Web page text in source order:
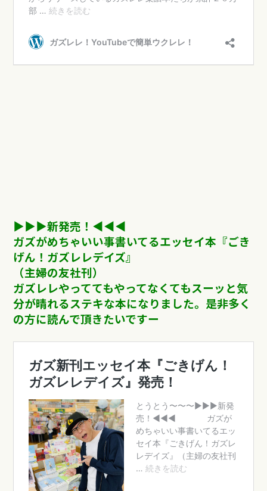
▶︎▶︎▶︎新発売！◀︎︎︎︎︎︎◀︎◀︎
ガズがめちゃいい事書いてるエッセイ本『ごき
げん！ガズレレデイズ』
（主婦の友社刊）
ガズレレやっててもやってなくてもスーッと気
分が晴れるステキな本になりました。 是非多く
の方に読んで頂きたいですー